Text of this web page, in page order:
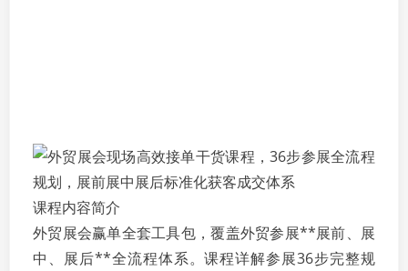
课程内容简介
外贸展会赢单全套工具包，覆盖外贸参展**展前、展
中、展后**全流程体系。课程详解参展36步完整规